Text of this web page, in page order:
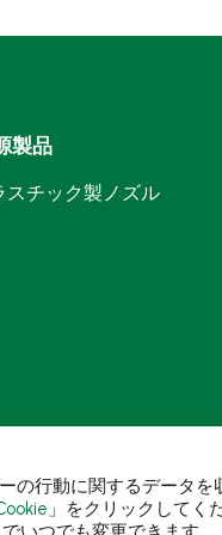
製品
スチック製ノズル
の行動に関するデータ
」をクリックしてく